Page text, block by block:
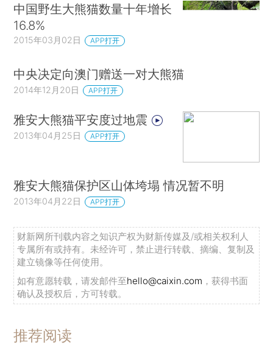
中国野生大熊猫数量十年增长
16.8%
2015年03月02日 APP打开
中央决定向澳门赠送一对大熊猫
2014年12月20日 APP打开
雅安大熊猫平安度过地震
2013年04月25日 APP打开
雅安大熊猫保护区山体垮塌 情况暂不明
2013年04月22日 APP打开
财新网所刊载内容之知识产权为财新传媒及/或相关权利人
专属所有或持有。未经许可，禁止进行转载、摘编、复制及
建立镜像等任何使用。
如有意愿转载，请发邮件至hello@caixin.com ，获得书面
确认及授权后，方可转载。
推荐阅读